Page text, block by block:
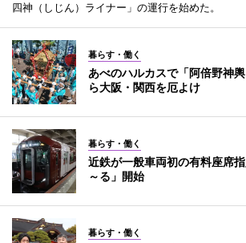
四神（しじん）ライナー」の運行を始めた。
暮らす・働く
あべのハルカスで「阿倍野神
ら大阪・関西を厄よけ
暮らす・働く
近鉄が一般車両初の有料座席
～る」開始
暮らす・働く